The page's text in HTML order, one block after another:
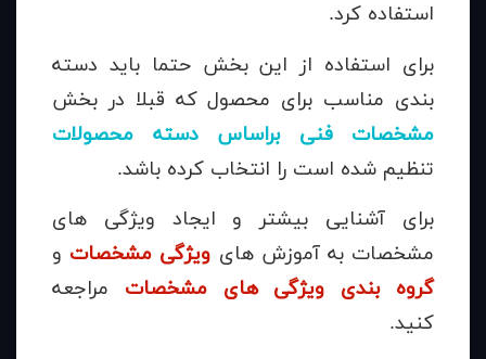
استفاده کرد.
برای استفاده از این بخش حتما باید دسته
بندی مناسب برای محصول که قبلا در بخش
مشخصات فنی براساس دسته محصولات
تنظیم شده است را انتخاب کرده باشد.
برای آشنایی بیشتر و ایجاد ویژگی های
مشخصات به آموزش های ویژگی مشخصات و
گروه بندی ویژگی های مشخصات
مراجعه
کنید.